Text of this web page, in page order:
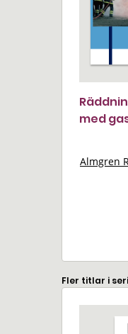
med
Almgren
Fler titlar i